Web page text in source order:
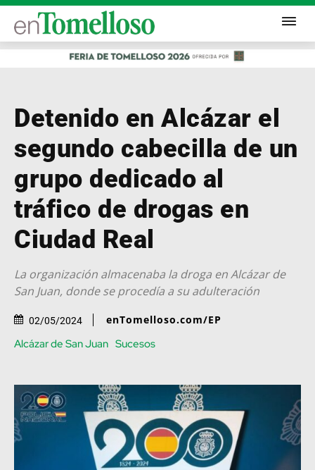
Detenido en Alcázar el
segundo cabecilla de un
grupo dedicado al
tráfico de drogas en
Ciudad Real
La organización almacenaba la droga en Alcázar de
San Juan, donde se procedía a su adulteración
02/05/2024 enTomelloso.com/EP
Alcázar de San Juan Sucesos